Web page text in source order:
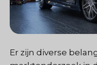
Er zijn diverse